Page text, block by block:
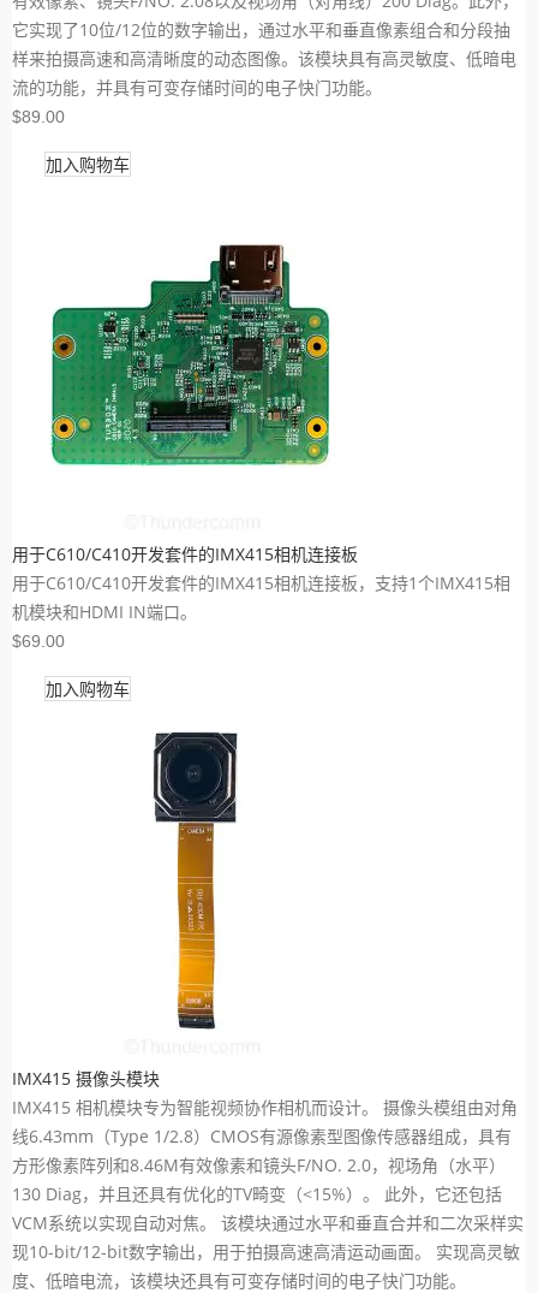
它实现了10位/12位的数字输出，通过水平和垂直像素组合和分段抽
样来拍摄高速和高清晰度的动态图像。该模块具有高灵敏度、低暗电
流的功能，并具有可变存储时间的电子快门功能。
$89.00
加入购物车
用于C610/C410开发套件的IMX415相机连接板
用于C610/C410开发套件的IMX415相机连接板，支持1个IMX415相
机模块和HDMI IN端口。
$69.00
加入购物车
IMX415 摄像头模块
IMX415 相机模块专为智能视频协作相机而设计。 摄像头模组由对角
线6.43mm（Type 1/2.8）CMOS有源像素型图像传感器组成，具有
方形像素阵列和8.46M有效像素和镜头F/NO. 2.0，视场角（水平）
130 Diag，并且还具有优化的TV畸变（<15%）。 此外，它还包括
VCM系统以实现自动对焦。 该模块通过水平和垂直合并和二次采样实
现10-bit/12-bit数字输出，用于拍摄高速高清运动画面。 实现高灵敏
度、低暗电流，该模块还具有可变存储时间的电子快门功能。